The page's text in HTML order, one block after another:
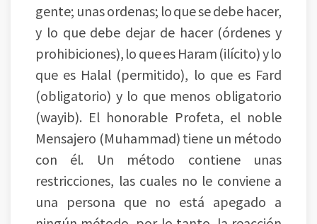
gente; unas ordenas; lo que se debe hacer,
y lo que debe dejar de hacer (órdenes y
prohibiciones), lo que es Haram (ilícito) y lo
que es Halal (permitido), lo que es Fard
(obligatorio) y lo que menos obligatorio
(wayib). El honorable Profeta, el noble
Mensajero (Muhammad) tiene un método
con él. Un método contiene unas
restricciones, las cuales no le conviene a
una persona que no está apegado a